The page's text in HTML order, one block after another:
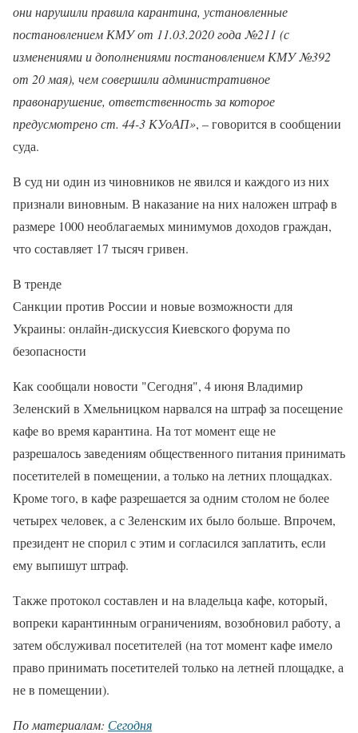
они нарушили правила карантина, установленные
постановлением КМУ от 11.03.2020 года №211 (с
изменениями и дополнениями постановлением КМУ №392
от 20 мая), чем совершили административное
правонарушение, ответственность за которое
предусмотрено ст. 44-3 КУоАП», – говорится в сообщении
суда.
В суд ни один из чиновников не явился и каждого из них
признали виновным. В наказание на них наложен штраф в
размере 1000 необлагаемых минимумов доходов граждан,
что составляет 17 тысяч гривен.
В тренде
Санкции против России и новые возможности для
Украины: онлайн-дискуссия Киевского форума по
безопасности
Как сообщали новости "Сегодня", 4 июня Владимир
Зеленский в Хмельницком нарвался на штраф за посещение
кафе во время карантина. На тот момент еще не
разрешалось заведениям общественного питания принимать
посетителей в помещении, а только на летних площадках.
Кроме того, в кафе разрешается за одним столом не более
четырех человек, а с Зеленским их было больше. Впрочем,
президент не спорил с этим и согласился заплатить, если
ему выпишут штраф.
Также протокол составлен и на владельца кафе, который,
вопреки карантинным ограничениям, возобновил работу, а
затем обслуживал посетителей (на тот момент кафе имело
право принимать посетителей только на летней площадке, а
не в помещении).
По материалам: Сегодня